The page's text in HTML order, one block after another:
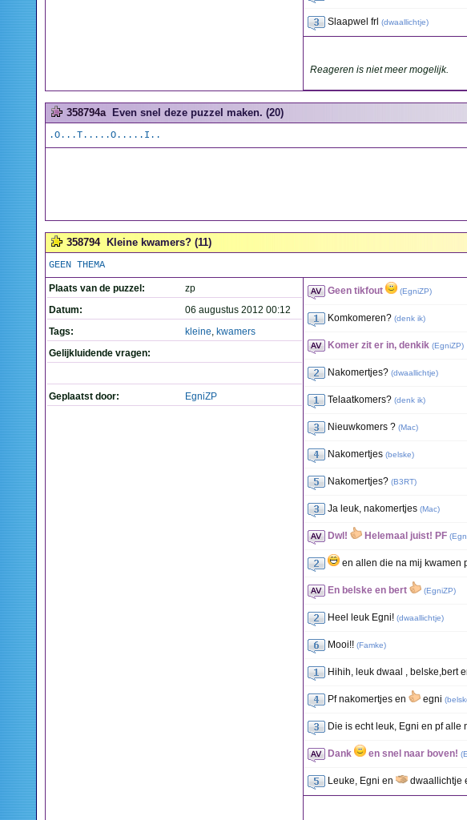
Slaapwel frl (dwaallichtje)
Reageren is niet meer mogelijk.
358794a Even snel deze puzzel maken. (20)
.O...T.....O.....I..
358794 Kleine kwamers? (11)
GEEN THEMA
Plaats van de puzzel:
zp
Datum:
06 augustus 2012 00:12
Tags:
kleine, kwamers
Gelijkluidende vragen:
Geplaatst door: EgniZP
Geen tikfout (EgniZP)
Komkomeren? (denk ik)
Komer zit er in, denkik (EgniZP)
Nakomertjes? (dwaallichtje)
Telaatkomers? (denk ik)
Nieuwkomers ? (Mac)
Nakomertjes (belske)
Nakomertjes? (B3RT)
Ja leuk, nakomertjes (Mac)
Dwl! Helemaal juist! PF (
en allen die na mij kwamen
En belske en bert (EgniZP)
Heel leuk Egni! (dwaallichtje)
Mooi!! (Famke)
Hihih, leuk dwaal , belske,bert
Pf nakomertjes en egni (
Die is echt leuk, Egni en pf alle
Dank en snel naar boven! (
Leuke, Egni en dwaallichtje